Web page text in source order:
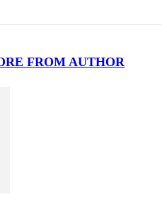
FROM AUTHOR